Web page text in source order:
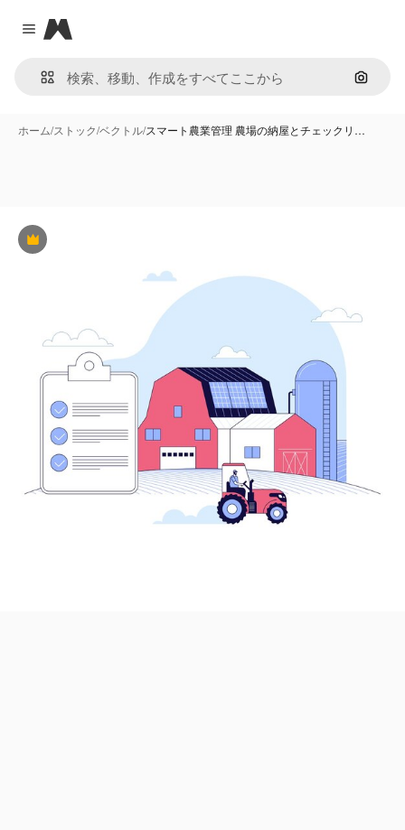
Close menu
Magnific
画像で
ホーム/ストック/ベクトル/スマート農業管理 農場の納屋とチェックリ…
Premium